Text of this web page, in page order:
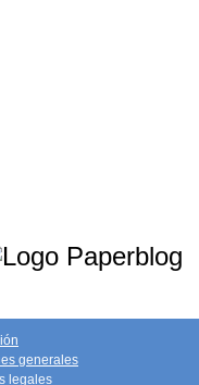
generales
legales